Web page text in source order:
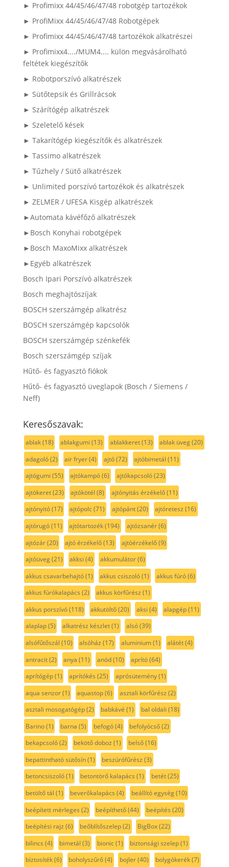
► Profimixx 44/45/46/47/48 robotgép tartozékok
► ProfiMixx 44/45/46/47/48 Robotgépek
► Profimixx 44/45/46/47/48 tartozékok alkatrészei
► Profimixx4..../MUM4.... külön megvásárolható
feltétek kiegészítők
► Robotporszívó alkatrészek
► Sütőtepsik és Grillrácsok
► Szárítógép alkatrészek
► Szeletelő kések
► Takarítógép kiegészítők és alkatrészek
► Tassimo alkatrészek
► Tűzhely / Sütő alkatrészek
► Unlimited porszívó tartozékok és alkatrészek
► ZELMER / UFESA Kisgép alkatrészek
►Automata kávéfőző alkatrészek
►Bosch Konyhai robotgépek
►Bosch MaxoMixx alkatrészek
►Egyéb alkatrészek
Bosch Ipari Porszívó alkatrészek
Bosch meghajtószíjak
BOSCH szerszámgép alkatrész
BOSCH szerszámgép kapcsolók
BOSCH szerszámgép szénkefék
Bosch szerszámgép szíjak
Hűtő- és fagyasztó fiókok
Hűtő- és fagyasztó üveglapok (Bosch / Siemens /
Neff)
Keresőszavak:
ablak(18) ablakgumi (13) ablakkeret(13) ablak üveg(20)
adagoló(2) air fryer(4) ajtó(72) ajtóbimetál (11)
ajtógumi (55) ajtókampó(6) ajtókapcsoló(23)
ajtókeret(23) ajtókötél (8) ajtónyitás érzékelő(11)
ajtónyitó(17) ajtópolc(71) ajtópánt(20) ajtóretesz (16)
ajtórugó(11) ajtótartozék(194) ajtózsanér(6)
ajtózár(20) ajtó érzékelő(13) ajtóérzékelő(9)
ajtóüveg(21) akksi (4) akkumulátor(6)
akkus csavarbehajtó(1) akkus csiszoló(1) akkus fúró(6)
akkus fúrókalapács (2) akkus körfűrész (1)
akkus porszívó(118) akkutöltő(20) aksi (4) alapgép(11)
alaplap(5) alkatrész készlet(1) alsó(39)
alsófűtőszál (10) alsóház (17) aluminium(1) alátét(4)
antracit(2) anya (11) anód(10) aprító(64)
aprítógép(1) aprítókés (25) aprósütemény(1)
aqua senzor(1) aquastop(6) asztali körfűrész (2)
asztali mosogatógép(2) babkávé (1) bal oldali (18)
Barino(1) barna (5) befogó(4) befolyócső(2)
bekapcsoló(2) bekötő doboz (1) belső(16)
bepattintható sütősín(1) beszúrófűrész (3)
betoncsiszoló(1) betontörő kalapács (1) betét(25)
betöltő tál (1) beverőkalapács (4) beállító egység(10)
beépített mérleges (2) beépíthető(44) beépítés (20)
beépítési rajz (6) beőblítőszelep(2) BigBox(22)
bilincs (4) bimetál (3) bionic(1) biztonsági szelep(1)
biztosíték(6) boholyszűrő(4) bojler(40) bolygókerék(7)